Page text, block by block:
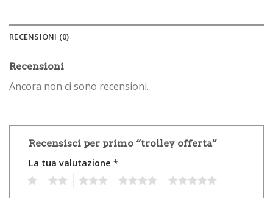
RECENSIONI (0)
Recensioni
Ancora non ci sono recensioni.
Recensisci per primo “trolley offerta”
La tua valutazione *